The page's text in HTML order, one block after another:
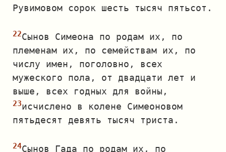
Рувимовом сорок шесть тысяч пятьсот.
Сынов Симеона по родам их, по
племенам их, по семействам их, по
числу имен, поголовно, всех
мужеского пола, от двадцати лет и
выше, всех годных для войны,
исчислено в колене Симеоновом
пятьдесят девять тысяч триста.
Сынов Гада по родам их, по